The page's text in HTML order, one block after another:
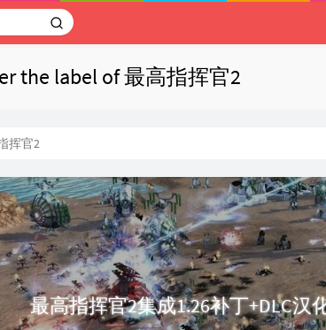
the label of 最高指挥官2
挥官2
最高指挥官2集成1.26补丁+DLC汉